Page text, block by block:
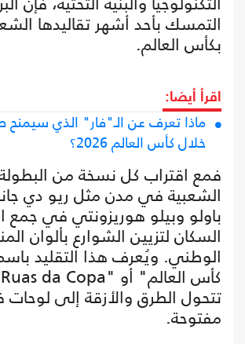
التمسك بأحد أشهر تقاليدها
بكأس العالم.
اقرأ أيضا:
ماذا تعرف عن الـ"فار" الذي سيمنح
خلال كأس العالم 2026؟
فمع اقتراب كل نسخة من البطولة،
الشعبية في مدن مثل ريو دي
باولو وبيلو هوريزونتي في جمع
السكان لتزيين الشوارع بألوان
الوطني. ويُعرف هذا التقليد
تتحول الطرق والأزقة إلى لوحات
مفتوحة.